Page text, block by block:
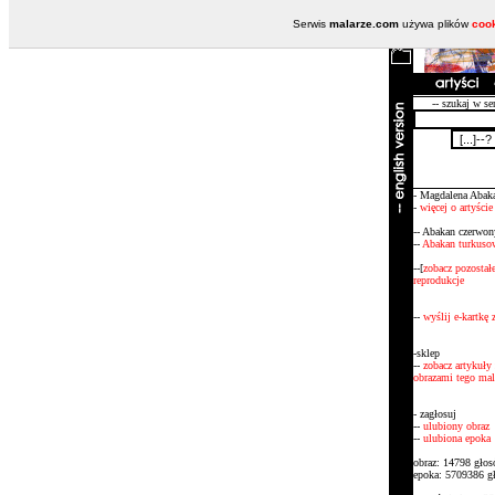
-- szukaj w
- Magdalena
- więcej o artyście
-- Abakan
-- Abakan
--[zobacz pozostałe
reprodukcje
-- wyślij e-kartkę
-sklep
-- zobacz artykuły
obrazami tego
- zagłosuj
-- ulubiony obraz
-- ulubiona epoka
obraz: 14798
epoka: 5709386
Serwis malarze.com używa plików